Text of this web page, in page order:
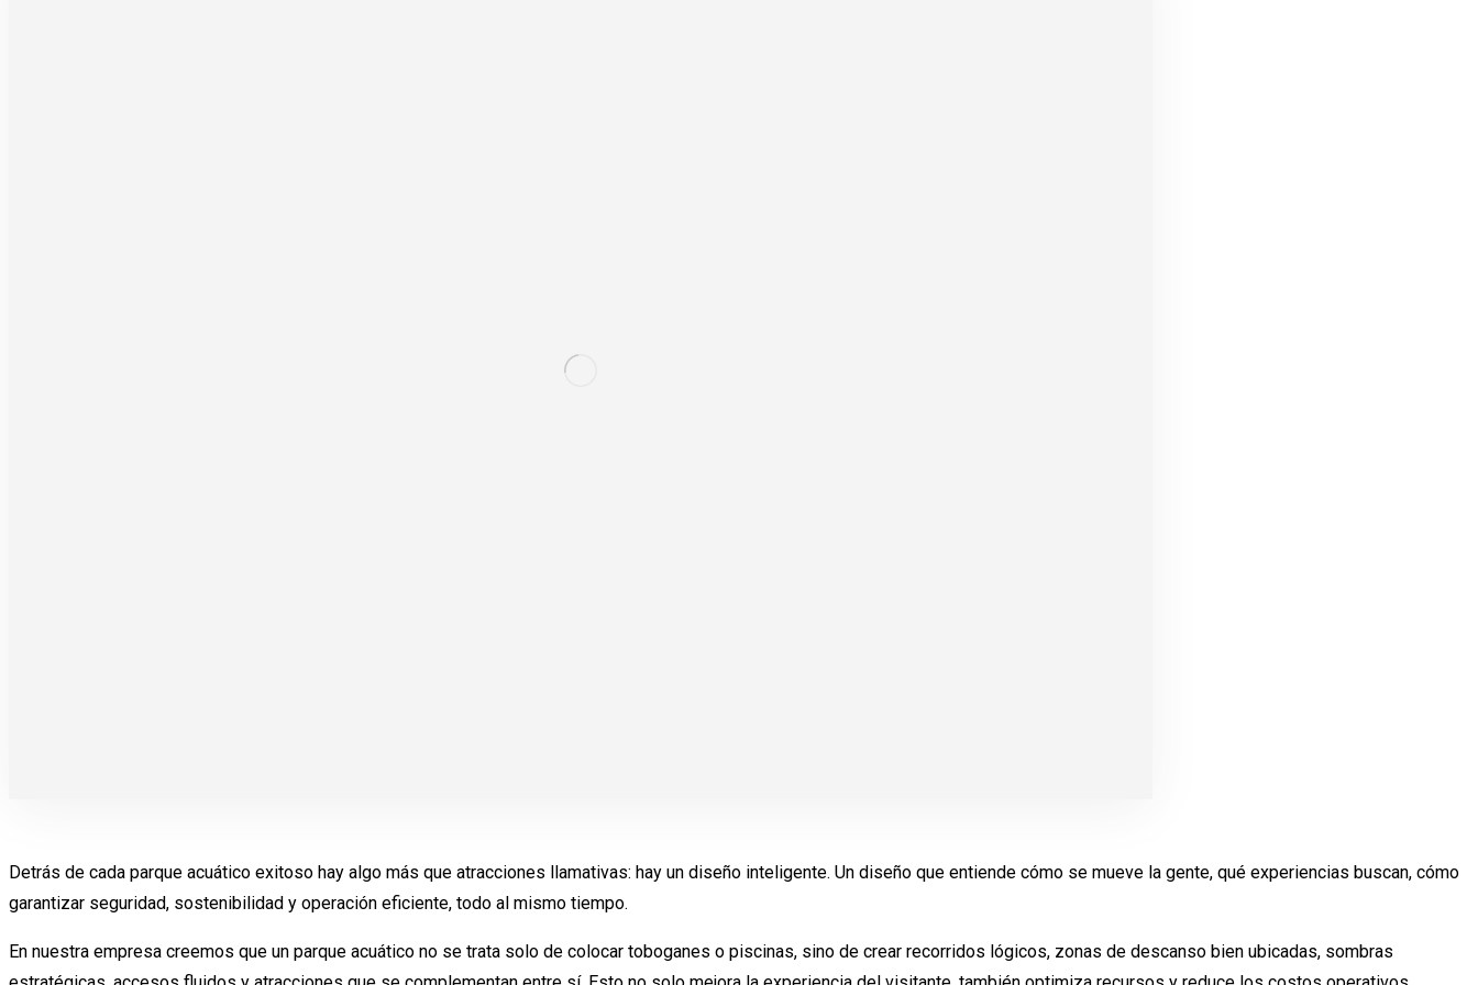
Detrás de cada parque acuático exitoso hay algo más que atracciones llamativas: hay un diseño inteligente. Un diseño que entiende cómo se mueve la gente, qué experiencias buscan, cómo
garantizar seguridad, sostenibilidad y operación eficiente, todo al mismo tiempo.
En nuestra empresa creemos que un parque acuático no se trata solo de colocar toboganes o piscinas, sino de crear recorridos lógicos, zonas de descanso bien ubicadas, sombras